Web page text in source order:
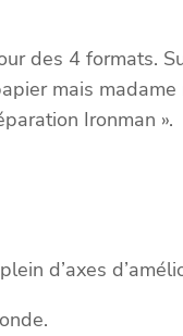
des 4 formats.
mais
Ironman ».
d’axes